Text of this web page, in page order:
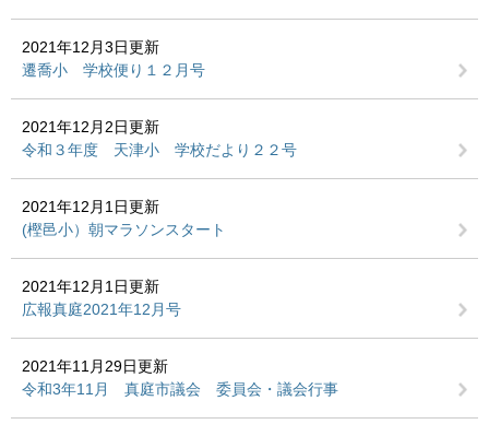
2021年12月3日更新
遷喬小 学校便り１２月号
2021年12月2日更新
令和３年度 天津小 学校だより２２号
2021年12月1日更新
(樫邑小）朝マラソンスタート
2021年12月1日更新
広報真庭2021年12月号
2021年11月29日更新
令和3年11月 真庭市議会 委員会・議会行事